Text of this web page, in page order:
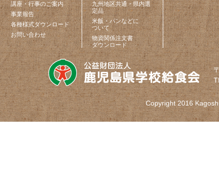
講座・行事のご案内
事業報告
各種様式ダウンロード
お問い合わせ
九州地区共通・県内選
定品
米飯・パンなどに
ついて
物資関係注文書
ダウンロード
Copyright 2016